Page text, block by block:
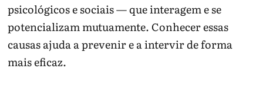
psicológicos e sociais — que interagem e se
potencializam mutuamente. Conhecer essas
causas ajuda a prevenir e a intervir de forma
mais eficaz.